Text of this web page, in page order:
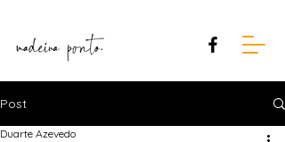
Post
Duarte Azevedo